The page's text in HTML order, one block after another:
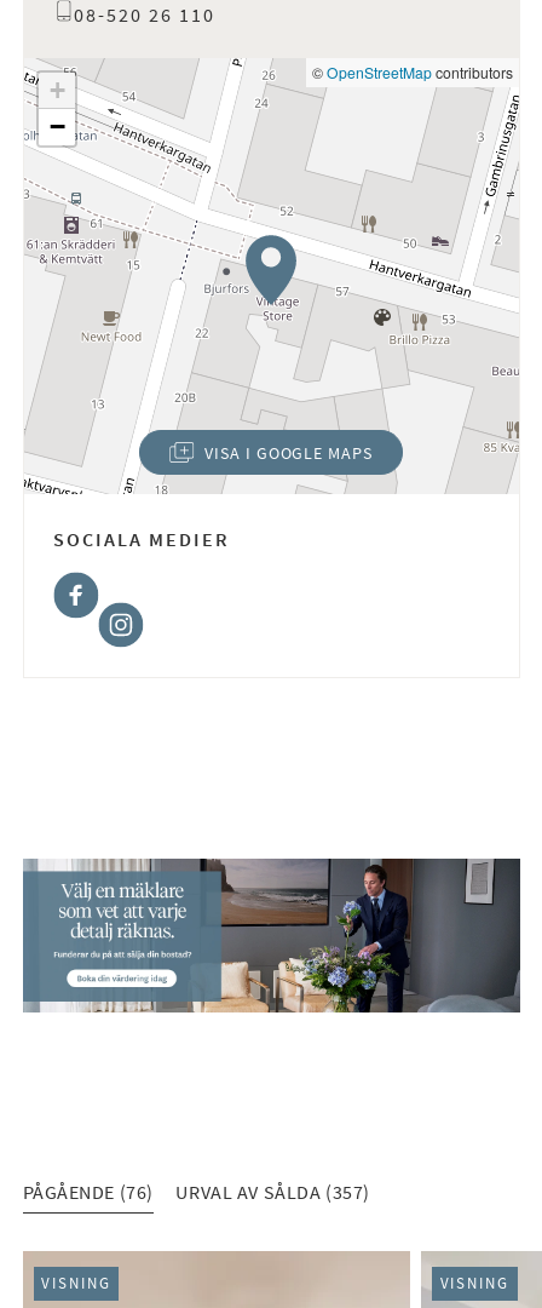
08-520 26 110
+
−
©OpenStreetMapcontributors
VISA I GOOGLE MAPS
(ÖPPNAS I NYTT FÖNSTER)
SOCIALA MEDIER
Facebook
PÅGÅENDE (76) URVAL AV SÅLDA (357)
PÅGÅENDE (76)
VISNING VISNING